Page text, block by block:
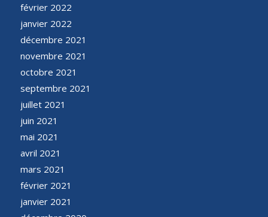
février 2022
janvier 2022
décembre 2021
novembre 2021
octobre 2021
septembre 2021
juillet 2021
juin 2021
mai 2021
avril 2021
mars 2021
février 2021
janvier 2021